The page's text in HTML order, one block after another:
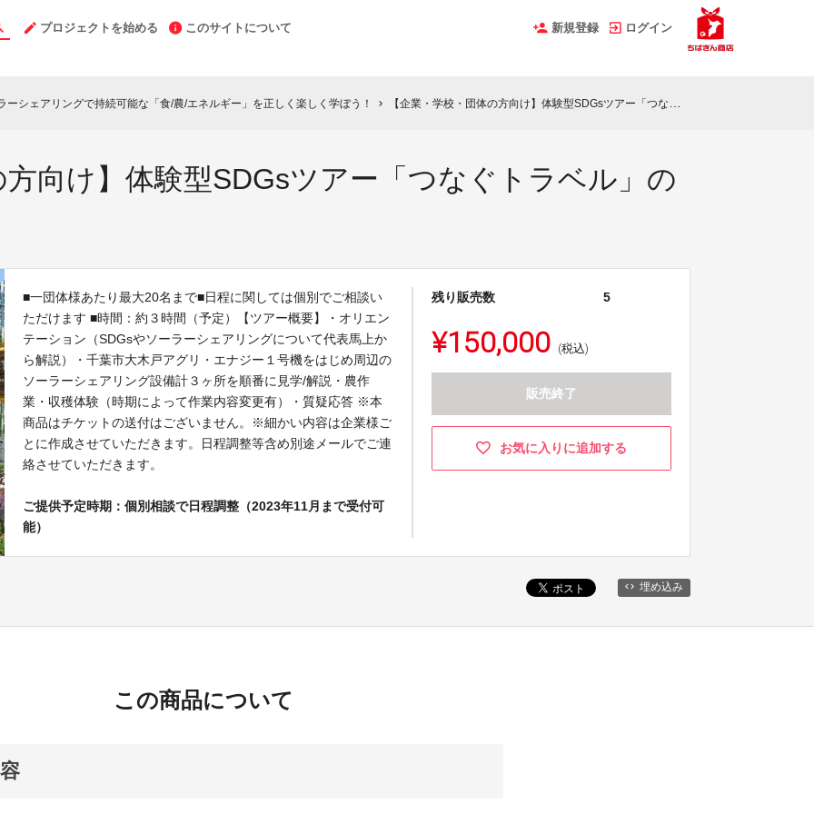
プロジェクトを始める このサイトについて 新規登録 ログイン
ーシェアリングで持続可能な「食/農/エネルギー」を正しく楽しく学ぼう！ chevron_right 【企業・学校・団体の方向け】体験型SDGsツアー「つなぐトラベル」のチケット
向け】体験型SDGsツアー「つなぐトラベル」の
■一団体様あたり最大20名まで■日程に関しては個別でご相談い
ただけます ■時間：約３時間（予定）【ツアー概要】・オリエン
テーション（SDGsやソーラーシェアリングについて代表馬上か
ら解説）・千葉市大木戸アグリ・エナジー１号機をはじめ周辺の
ソーラーシェアリング設備計３ヶ所を順番に見学/解説・農作
業・収穫体験（時期によって作業内容変更有）・質疑応答 ※本
商品はチケットの送付はございません。※細かい内容は企業様ご
とに作成させていただきます。日程調整等含め別途メールでご連
絡させていただきます。
ご提供予定時期：個別相談で日程調整（2023年11月まで受付可
能）
残り販売数 5
¥150,000 (税込)
販売終了
お気に入りに追加する
埋め込み
この商品について